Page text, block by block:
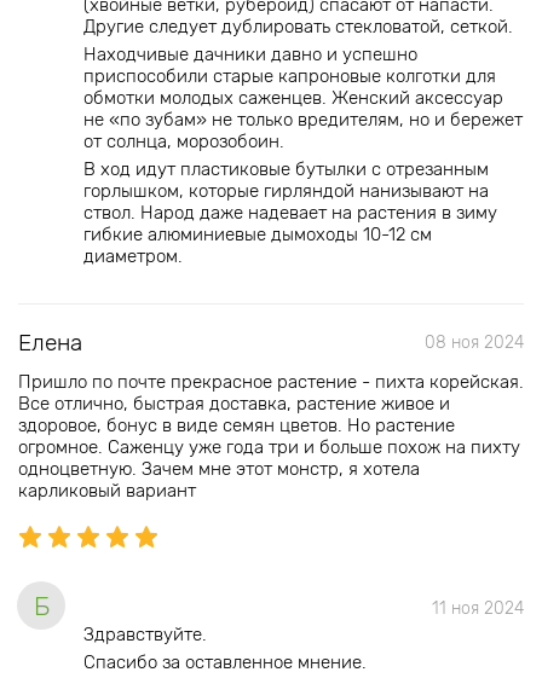
(хвойные ветки, рубероид) спасают от напасти.
Другие следует дублировать стекловатой, сеткой.
Находчивые дачники давно и успешно
приспособили старые капроновые колготки для
обмотки молодых саженцев. Женский аксессуар
не «по зубам» не только вредителям, но и бережет
от солнца, морозобоин.
В ход идут пластиковые бутылки с отрезанным
горлышком, которые гирляндой нанизывают на
ствол. Народ даже надевает на растения в зиму
гибкие алюминиевые дымоходы 10-12 см
диаметром.
Елена 08 ноя 2024
Пришло по почте прекрасное растение - пихта корейская.
Все отлично, быстрая доставка, растение живое и
здоровое, бонус в виде семян цветов. Но растение
огромное. Саженцу уже года три и больше похож на пихту
одноцветную. Зачем мне этот монстр, я хотела
карликовый вариант
Б 11 ноя 2024
Здравствуйте.
Спасибо за оставленное мнение.